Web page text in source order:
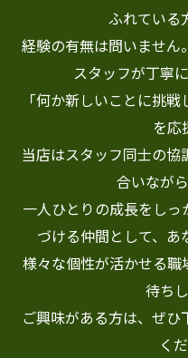
ふれている
経験の有無は問いませ
スタッフが丁寧
「何か新しいことに挑
を応
当店はスタッフ同士の
合いなが
一人ひとりの成長をし
づける仲間として、あ
様々な個性が活かせる
待ち
ご興味がある方は、ぜ
く